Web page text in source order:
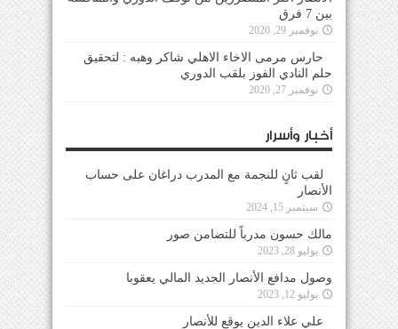
بين 7 فرق
نوفمبر 29, 2020
حارس مرمى الاخاء الاهلي شاكر وهبه : لتحقيق
حلم النادي الفوز بلقب الدوري
نوفمبر 27, 2020
أخبار وأسرار
لقب ثانٍ للنجمة مع المدرب دراغان على حساب
الأنصار
سبتمبر 15, 2024
مالك حسون مدرباً للتضامن صور
يوليو 28, 2023
وصول مدافع الأنصار الجديد المالي يعقوبا
يوليو 12, 2023
علي علاء الدين يوقع للأنصار